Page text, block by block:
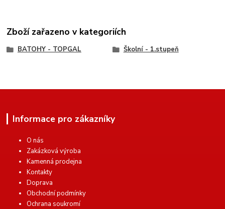
Zboží zařazeno v kategoriích
BATOHY - TOPGAL Školní - 1.stupeň
Informace pro zákazníky
O nás
Zakázková výroba
Kamenná prodejna
Kontakty
Doprava
Obchodní podmínky
Ochrana soukromí